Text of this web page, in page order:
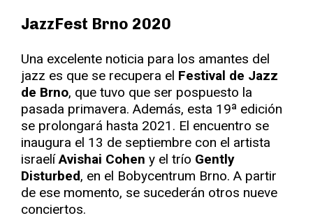
JazzFest Brno 2020
Una excelente noticia para los amantes del
jazz es que se recupera el Festival de Jazz
de Brno, que tuvo que ser pospuesto la
pasada primavera. Además, esta 19ª edición
se prolongará hasta 2021. El encuentro se
inaugura el 13 de septiembre con el artista
israelíAvishai Cohen y el trío Gently
Disturbed, en el Bobycentrum Brno. A partir
de ese momento, se sucederán otros nueve
conciertos.